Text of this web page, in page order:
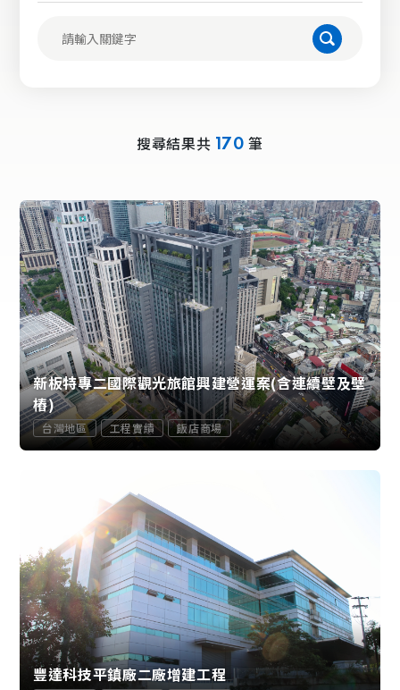
搜尋結果共 170 筆
新板特專二國際觀光旅館興建營運案(含連續壁及壁
樁)
台灣地區 工程實績 飯店商場
豐達科技平鎮廠二廠增建工程